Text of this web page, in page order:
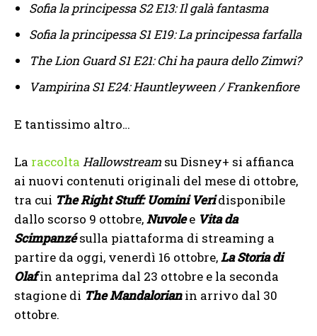
Sofia la principessa S2 E13: Il galà fantasma
Sofia la principessa S1 E19: La principessa farfalla
The Lion Guard S1 E21: Chi ha paura dello Zimwi?
Vampirina S1 E24: Hauntleyween / Frankenfiore
E tantissimo altro…
La raccolta Hallowstream su Disney+ si affianca
ai nuovi contenuti originali del mese di ottobre,
tra cui The Right Stuff: Uomini Veridisponibile
dallo scorso 9 ottobre,Nuvolee Vita da
Scimpanzésulla piattaforma di streaming a
partire da oggi, venerdì 16 ottobre,La Storia di
Olafin anteprima dal 23 ottobre e la seconda
stagione di The Mandalorianin arrivo dal 30
ottobre.